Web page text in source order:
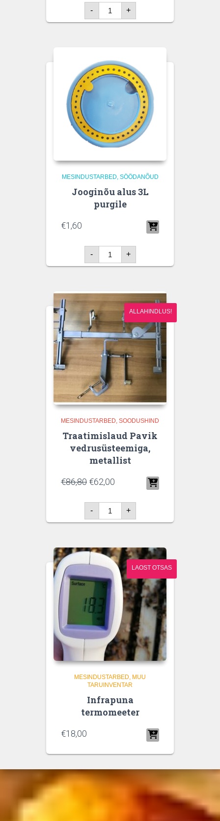
-
Oblikhape
30g+süstal
60ml/
10
+
MESINDUSTARBED SÖÖDANÕUD
Jooginõu alus 3L
purgile
€1,60
-
Jooginõu
alus
3L
purgile
+
ALLAHINDLUS!
MESINDUSTARBED SOODUSHIND
Traatimislaud Pavik
vedrusüsteemiga,
metallist
€86,80 €62,00
-
Traatimislaud
Pavik
vedrusüsteemiga,
metallist
+
LAOST OTSAS
MESINDUSTARBED MUU
TARUINVENTAR
Infrapuna
termomeeter
€18,00